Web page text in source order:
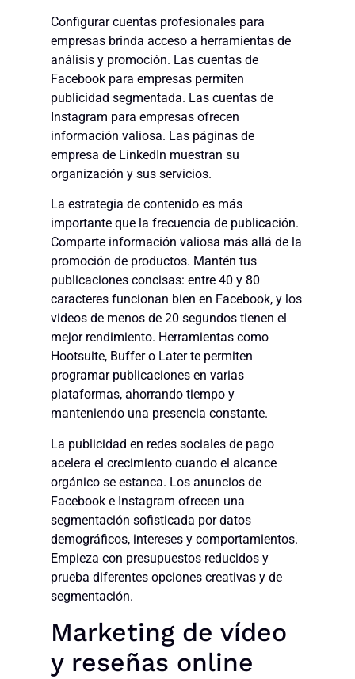
Configurar cuentas profesionales para
empresas brinda acceso a herramientas de
análisis y promoción. Las cuentas de
Facebook para empresas permiten
publicidad segmentada. Las cuentas de
Instagram para empresas ofrecen
información valiosa. Las páginas de
empresa de LinkedIn muestran su
organización y sus servicios.
La estrategia de contenido es más
importante que la frecuencia de publicación.
Comparte información valiosa más allá de la
promoción de productos. Mantén tus
publicaciones concisas: entre 40 y 80
caracteres funcionan bien en Facebook, y los
videos de menos de 20 segundos tienen el
mejor rendimiento. Herramientas como
Hootsuite, Buffer o Later te permiten
programar publicaciones en varias
plataformas, ahorrando tiempo y
manteniendo una presencia constante.
La publicidad en redes sociales de pago
acelera el crecimiento cuando el alcance
orgánico se estanca. Los anuncios de
Facebook e Instagram ofrecen una
segmentación sofisticada por datos
demográficos, intereses y comportamientos.
Empieza con presupuestos reducidos y
prueba diferentes opciones creativas y de
segmentación.
Marketing de vídeo
y reseñas online